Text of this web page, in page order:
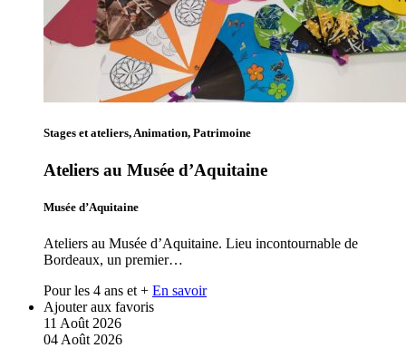
Stages et ateliers, Animation, Patrimoine
Ateliers au Musée d’Aquitaine
Musée d’Aquitaine
Ateliers au Musée d’Aquitaine. Lieu incontournable de
Bordeaux, un premier…
Pour les 4 ans et + En savoir
Ajouter aux favoris
11 Août 2026
04 Août 2026